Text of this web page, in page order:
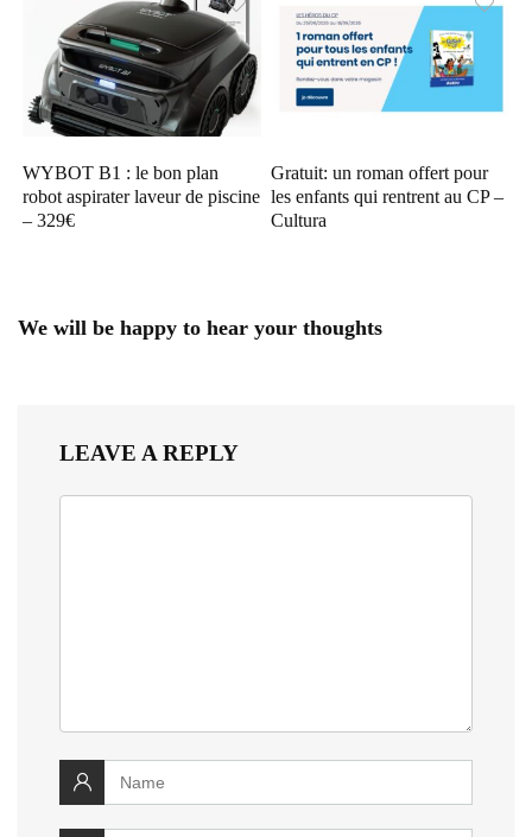
WYBOT B1 : le bon plan
robot aspirater laveur de piscine
– 329€
Gratuit: un roman offert pour
les enfants qui rentrent au CP –
Cultura
We will be happy to hear your thoughts
LEAVE A REPLY